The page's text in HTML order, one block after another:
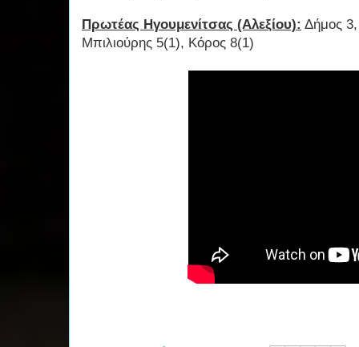
Πρωτέας Ηγουμενίτσας (Αλεξίου): Δήμος
Μπιλιούρης 5(1), Κόρος 8(1)